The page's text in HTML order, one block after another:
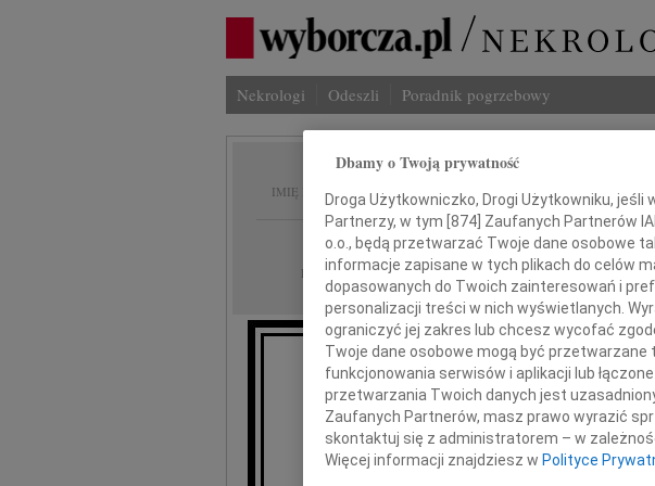
Nekrologi Odeszli Poradnik pogrzebowy
IMIĘ I NAZWISKO: Katarzyna Gęsicka
REGION: cała Polska
DATA EMISJI: 11.04.2010
Z głębokim żalem przyjęłam
o tragicznej śmierci
Dbamy o Twoją prywatność
Droga Użytkowniczko, Drogi Użytkowniku,
Partnerzy, w tym [ 874 ] Zaufanych Partnerów
o.o., będą przetwarzać Twoje dane osobowe
informacje zapisane w tych plikach do celów
dopasowanych do Twoich zainteresowań i
personalizacji treści w nich wyświetlanych.
ograniczyć jej zakres lub chcesz wycofać
Twoje dane osobowe mogą być
funkcjonowania serwisów i aplikacji lub
przetwarzania Twoich danych jest
Zaufanych Partnerów, masz prawo wyrazić
skontaktuj się z administratorem – w
Więcej informacji znajdziesz w Polityce